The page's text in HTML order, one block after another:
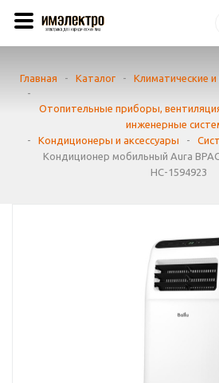
Главная - Каталог -
Климатические
-
Отопительные приборы,
инженерные
-
Кондиционеры и аксессуары -
Кондиционер мобильный Aura
НС-1594923